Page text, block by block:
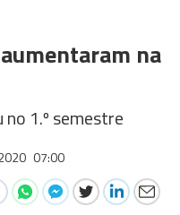
na
1.º semestre
07:00